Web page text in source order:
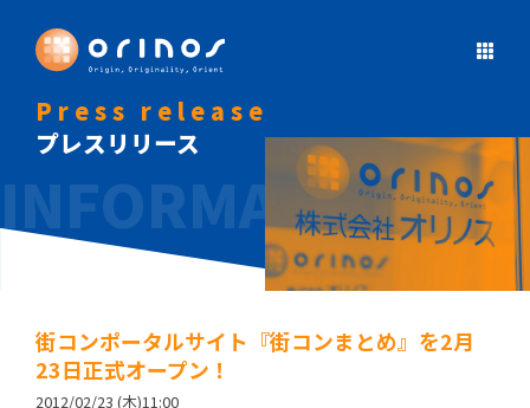
Press release
プレスリリース
街コンポータルサイト『街コンまとめ』を2月
23日正式オープン！
2012/02/23 (木)11:00